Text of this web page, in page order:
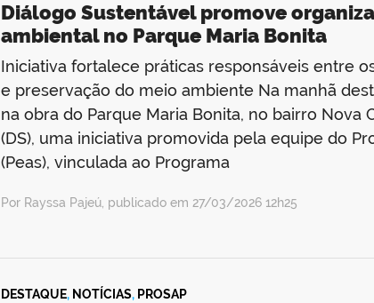
Diálogo Sustentável promove
ambiental no Parque Maria Bonita
Iniciativa fortalece práticas responsáveis entre
e preservação do meio ambiente Na manhã
na obra do Parque Maria Bonita, no bairro Nova
(DS), uma iniciativa promovida pela equipe do
(Peas), vinculada ao Programa
Por Rayssa Pajeú, publicado em 27/03/2026 12h25
DESTAQUE, NOTÍCIAS, PROSAP